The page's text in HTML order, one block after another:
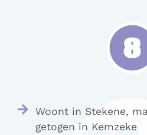
Woont in Stekene,
getogen in Kemzeke